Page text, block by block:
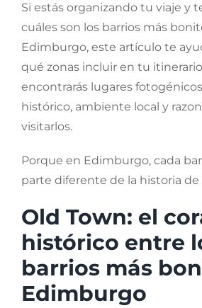
Si estás organizando tu viaje y
cuáles son los barrios más
Edimburgo, este artículo te
qué zonas incluir en tu
encontrarás lugares
histórico, ambiente local y
visitarlos.
Porque en Edimburgo, cada
parte diferente de la historia de
Old Town: el
histórico entre
barrios más
Edimburgo